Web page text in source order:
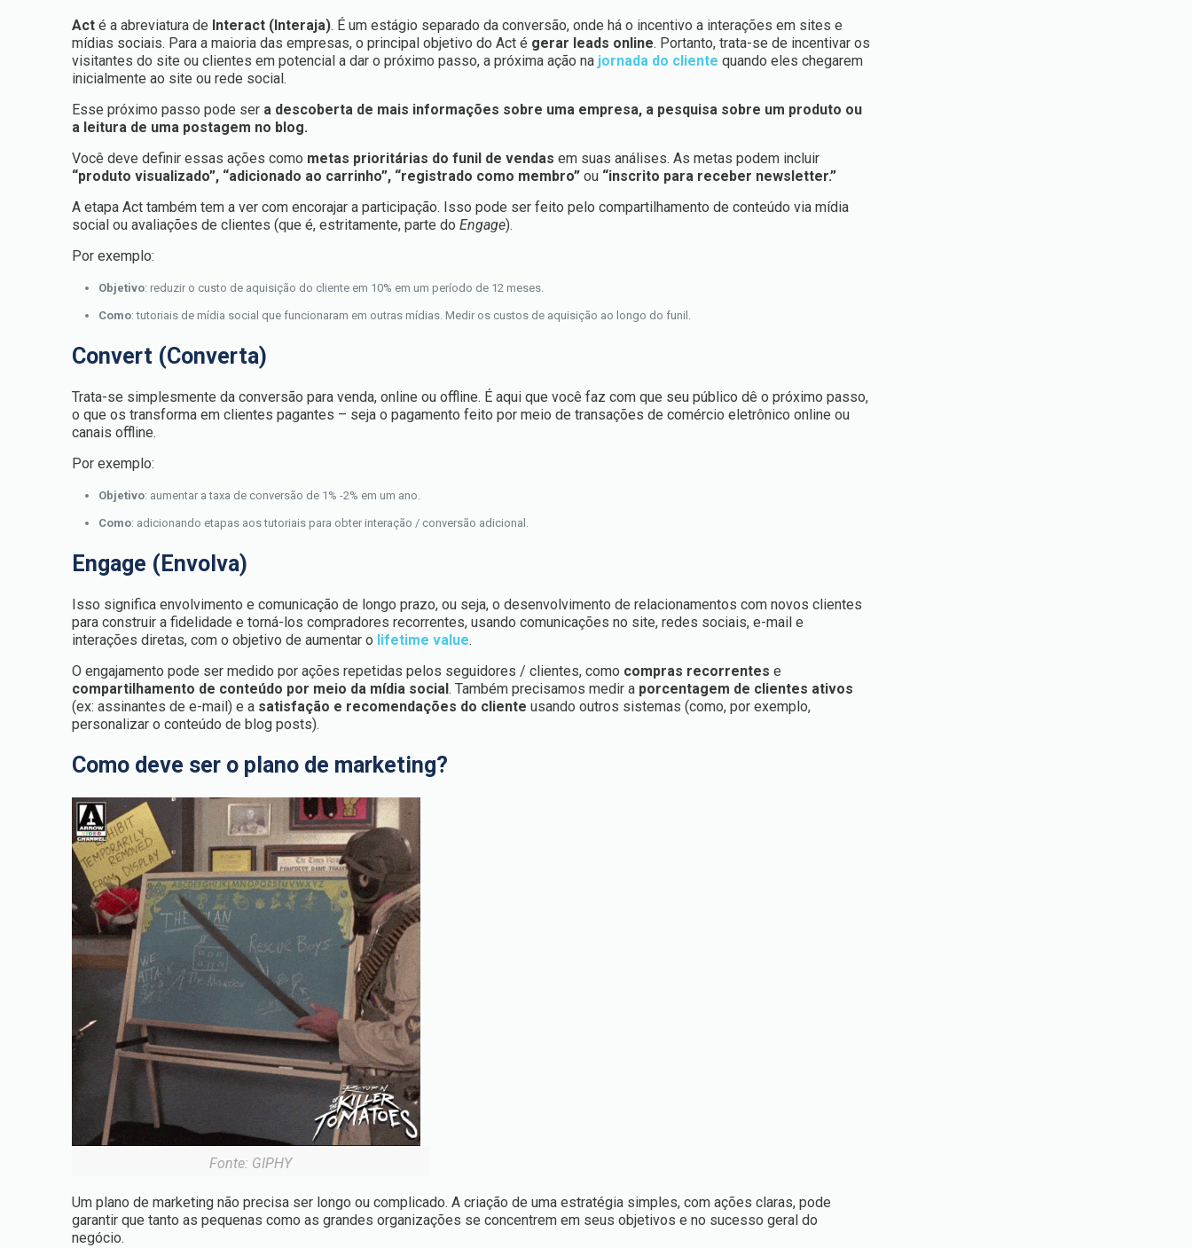
Act é a abreviatura de Interact (Interaja). É um estágio separado da conversão, onde há o incentivo a interações em sites e
mídias sociais. Para a maioria das empresas, o principal objetivo do Act é gerar leads online. Portanto, trata-se de incentivar os
visitantes do site ou clientes em potencial a dar o próximo passo, a próxima ação na jornada do cliente quando eles chegarem
inicialmente ao site ou rede social.
Esse próximo passo pode ser a descoberta de mais informações sobre uma empresa, a pesquisa sobre um produto ou
a leitura de uma postagem no blog.
Você deve definir essas ações como metas prioritárias do funil de vendas em suas análises. As metas podem incluir
“produto visualizado”, “adicionado ao carrinho”, “registrado como membro”ou “inscrito para receber newsletter.”
A etapa Act também tem a ver com encorajar a participação. Isso pode ser feito pelo compartilhamento de conteúdo via mídia
social ou avaliações de clientes (que é, estritamente, parte doEngage).
Por exemplo:
Objetivo: reduzir o custo de aquisição do cliente em 10% em um período de 12 meses.
Como: tutoriais de mídia social que funcionaram em outras mídias. Medir os custos de aquisição ao longo do funil.
Convert (Converta)
Trata-se simplesmente da conversão para venda, online ou offline. É aqui que você faz com que seu público dê o próximo passo,
o que os transforma em clientes pagantes – seja o pagamento feito por meio de transações de comércio eletrônico online ou
canais offline.
Por exemplo:
Objetivo: aumentar a taxa de conversão de 1% -2% em um ano.
Como: adicionando etapas aos tutoriais para obter interação / conversão adicional.
Engage (Envolva)
Isso significa envolvimento e comunicação de longo prazo, ou seja, o desenvolvimento de relacionamentos com novos clientes
para construir a fidelidade e torná-los compradores recorrentes, usando comunicações no site, redes sociais, e-mail e
interações diretas, com o objetivo de aumentar o lifetime value.
O engajamento pode ser medido por ações repetidas pelos seguidores / clientes, como compras recorrentes e
compartilhamento de conteúdo por meio da mídia social. Também precisamos medir a porcentagem de clientes ativos
(ex: assinantes de e-mail) e a satisfação e recomendações do cliente usando outros sistemas (como, por exemplo,
personalizar o conteúdo de blog posts).
Como deve ser o plano de marketing?
Fonte: GIPHY
Um plano de marketing não precisa ser longo ou complicado. A criação de uma estratégia simples, com ações claras, pode
garantir que tanto as pequenas como as grandes organizações se concentrem em seus objetivos e no sucesso geral do
negócio.